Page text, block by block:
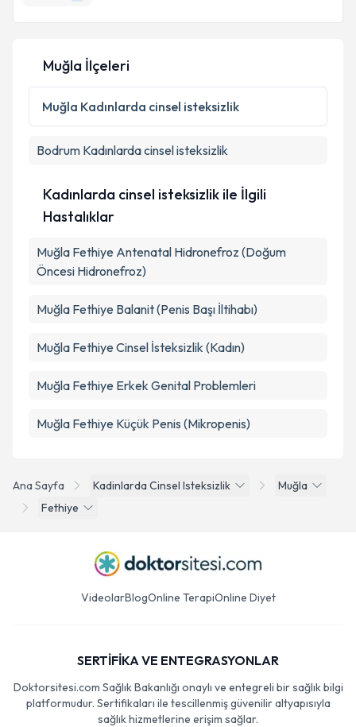
E-posta Adresiniz
Kişisel verilerimin işlenmesine ilişkin
Metni'ni okudum ve kişisel verilerimin belirtilen
Ana Sayfa Kadinlarda Cinsel Isteksizlik
Muğla
Fethiye
Muğla İlçeleri
Muğla Kadınlarda cinsel isteksizlik
Bodrum Kadınlarda cinsel isteksizlik
Kadınlarda cinsel isteksizlik ile İlgili
Hastalıklar
Muğla Fethiye Antenatal Hidronefroz (Doğum
Öncesi Hidronefroz)
Muğla Fethiye Balanit (Penis Başı İltihabı)
Muğla Fethiye Cinsel İsteksizlik (Kadın)
Muğla Fethiye Erkek Genital Problemleri
Muğla Fethiye Küçük Penis (Mikropenis)
VideolarBlogOnline TerapiOnline Diyet
SERTİFİKA VE ENTEGRASYONLAR
Doktorsitesi.com Sağlık Bakanlığı onaylı ve entegreli bir sağlık bilgi
platformudur. Sertifikaları ile tescillenmiş güvenilir altyapısıyla
sağlık hizmetlerine erişim sağlar.